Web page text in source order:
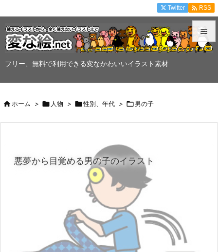
フリー、無料で利用できる変なかわいいイラスト素材


Twitter  RSS
ホーム >  人物 > 性別、年代 > 男の子
悪夢から目覚める男の子のイラスト